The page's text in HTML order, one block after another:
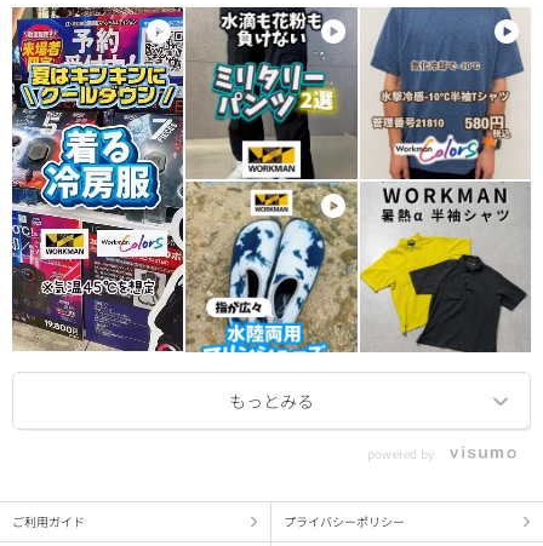
powered by
ご利用ガイド プライバシーポリシー